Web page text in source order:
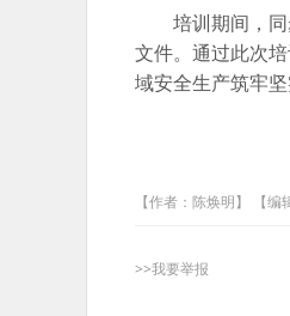
培训期间，
文件。通过此次
域安全生产筑牢
【作者：陈焕明】 【编
>>我要举报